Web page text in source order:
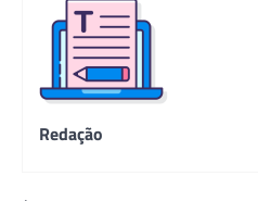
Redação